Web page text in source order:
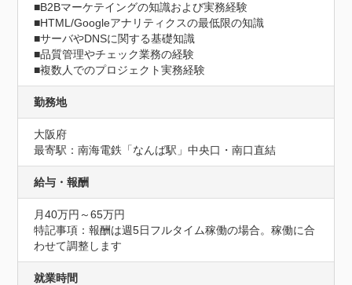
■B2Bマーケテイングの知識および実務経験
■HTML/Googleアナリティクスの最低限の知識
■サーバやDNSに関する基礎知識
■品質管理やチェック業務の経験
■複数人でのプロジェクト実務経験
勤務地
大阪府
最寄駅：南海電鉄「なんば駅」中央口・南口直結
給与・報酬
月40万円～65万円
特記事項：報酬は週5日フルタイム稼働の場合。稼働に合
わせて調整します
就業時間